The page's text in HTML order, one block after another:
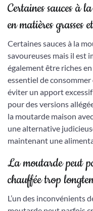
Certaines sauces à
en matières grasses
Certaines sauces à la
savoureuses mais il est
également être riches
essentiel de
éviter un apport
pour des versions
la moutarde maison
une alternative
maintenant une
La moutarde peut
chauffée trop
L’un des inconvénients